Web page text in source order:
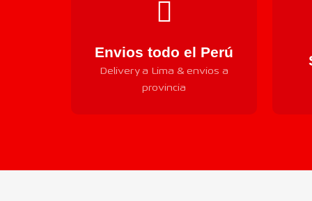
Envios todo el Perú
Delivery a Lima & envios a
provincia